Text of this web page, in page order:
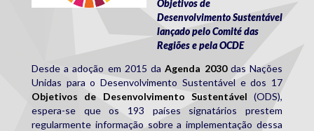
Objetivos de
Desenvolvimento Sustentável
lançado pelo Comité das
Regiões e pela OCDE
Desde a adoção em 2015 daAgenda 2030das Nações
Unidas para o Desenvolvimento Sustentável e dos 17
Objetivos de Desenvolvimento Sustentável (ODS),
espera-se que os 193 países signatários prestem
regularmente informação sobre a implementação dessa